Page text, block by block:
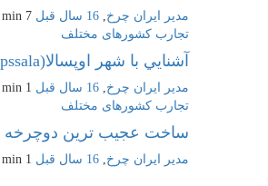
مدیر ایران چرخ, 16 سال قبل 7 min
تجارب کشورهای مختلف
آشنايي با شهر اوپسالا(upssala)
مدیر ایران چرخ, 16 سال قبل 1 min
تجارب کشورهای مختلف
ساخت عجيب ترين دوچرخه
مدیر ایران چرخ, 16 سال قبل 1 min